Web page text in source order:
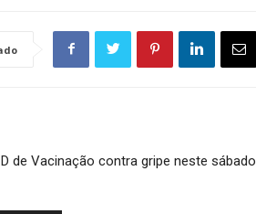
de Vacinação contra gripe neste sábado